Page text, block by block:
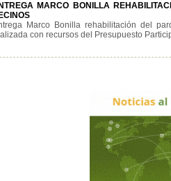
MARCO BONILLA
Marco Bonilla rehabilitación del
con recursos del Presupuesto